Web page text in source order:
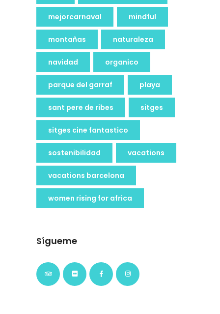
mejorcarnaval mindful
montañas naturaleza
navidad organico
parque del garraf playa
sant pere de ribes sitges
sitges cine fantastico
sostenibilidad vacations
vacations barcelona
women rising for africa
Sígueme